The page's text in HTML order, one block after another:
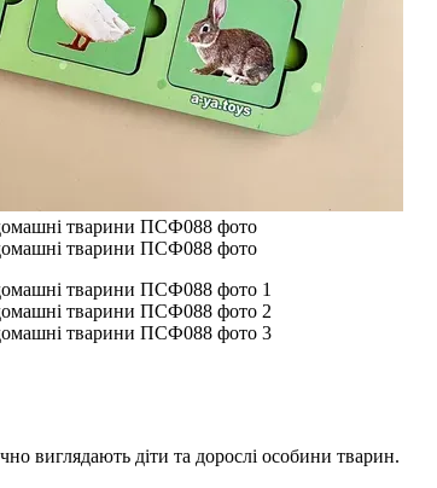
виглядають діти та дорослі особини тварин.